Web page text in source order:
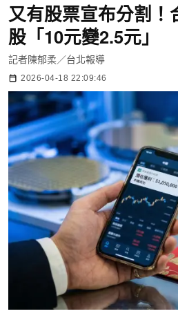
又有股票宣布分割！
股「10元變2.5元」
記者陳郁柔／台北報導
2026-04-18 22:09:46